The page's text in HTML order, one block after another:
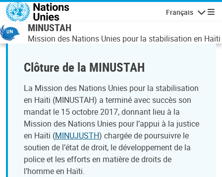
Aller au contenu principal
Français
MINUSTAH
Mission des Nations Unies pour la stabilisation en Haïti
Clôture de la MINUSTAH
La Mission des Nations Unies pour la stabilisation
en Haïti (MINUSTAH) a terminé avec succès son
mandat le 15 octobre 2017, donnant lieu à la
Mission des Nations Unies pour l’appui à la justice
en Haïti (MINUJUSTH) chargée de poursuivre le
soutien de l’état de droit, le développement de la
police et les efforts en matière de droits de
l’homme en Haïti.